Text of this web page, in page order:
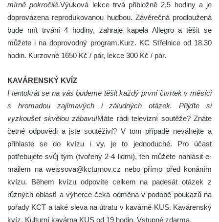
mírně pokročilé.Výuková lekce trvá přibložně 2,5 hodiny a je
doprovázena reprodukovanou hudbou. Závěrečná prodloužená
bude mít trvání 4 hodiny, zahraje kapela Allegro a těšit se
můžete i na doprovodný program.Kurz. KC Střelnice od 18.30
hodin. Kurzovné 1650 Kč / pár, lekce 300 Kč / pár.
KAVÁRENSKÝ KVÍZ
I tentokrát se na vás budeme těšit každý první čtvrtek v měsíci
s hromadou zajímavých i záludných otázek. Přijďte si
vyzkoušet skvělou zábavu!Máte rádi televizní soutěže? Znáte
četné odpovědi a jste soutěživí? V tom případě neváhejte a
přihlaste se do kvízu i vy, je to jednoduché. Pro účast
potřebujete svůj tým (tvořený 2-4 lidmi), ten můžete nahlásit e-
mailem na weissova@kcturnov.cz nebo přímo před konáním
kvízu. Během kvízu odpovíte celkem na padesát otázek z
různých oblastí a výherce čeká odměna v podobě poukazů na
pořady KCT a také sleva na útratu v kavárně KUS. Kavárenský
kvíz. Kulturní kavárna KUS od 19 hodin. Vstupné zdarma.